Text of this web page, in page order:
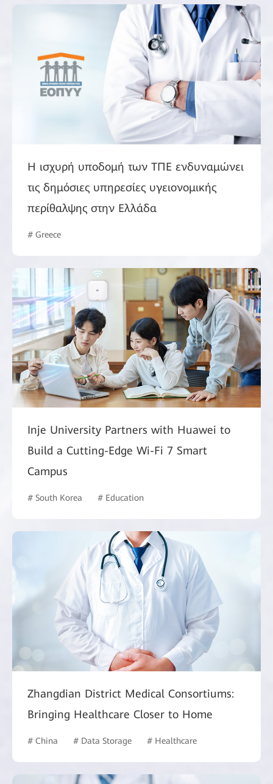
Η ισχυρή υποδομή των ΤΠΕ ενδυναμώνει
τις δημόσιες υπηρεσίες υγειονομικής
περίθαλψης στην Ελλάδα
# Greece
Inje University Partners with Huawei to
Build a Cutting-Edge Wi-Fi 7 Smart
Campus
# South Korea # Education
Zhangdian District Medical Consortiums:
Bringing Healthcare Closer to Home
# China # Data Storage # Healthcare